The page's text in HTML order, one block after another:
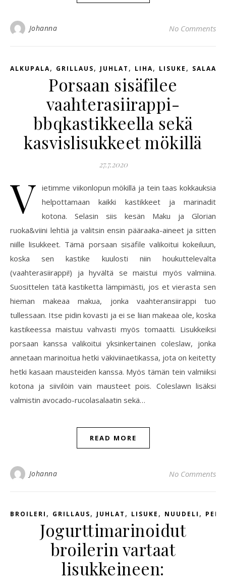
Johanna No Comments
ALKUPALA, GRILLAUS, JUHLAT , LIHA, LISUKE ,
Porsaan sisäfilee
vaahterasiirappi-
bbqkastikkeella sekä
kasvislisukkeet mökillä
27.7.2020
V ietimme viikonlopun mökillä ja tein taas kokkauksia
helpottamaan kaikki kastikkeet ja marinadit
kotona. Selasin siis kesän Maku ja Glorian
ruoka&viini lehtiä ja valitsin ensin pääraaka-aineet ja sitten
niille lisukkeet. Tämä porsaan sisäfile valikoitui kokeiluun,
koska sen kastike kuulosti niin houkuttelevalta
(vaahterasiirappi!) ja hyvältä se maistui myös valmiina.
Suosittelen tätä kastiketta lämpimästi, jos et vierasta sen
hieman makeaa makua, jonka vaahteransiirappi tuo
tullessaan. Itse pidin kovasti ja ei se liian makeaa ole, koska
kastikeessa maistuu vahvasti myös tomaatti. Lisukkeiksi
porsaan kanssa valikoitui yksinkertainen coleslaw, jonka
annetaan marinoitua hetki väkiviinaetikassa, jota on keitetty
hetki kasaan mausteiden kanssa. Myös tämän tein valmiiksi
kotona ja siivilöin vain mausteet pois. Coleslawn lisäksi
valmistin avocado-rucolasalaatin sekä…
READ MORE
Johanna No Comments
BROILERI , GRILLAUS, JUHLAT , LISUKE , NUUDELI ,
Jogurttimarinoidut
broilerin vartaat
lisukkeineen: